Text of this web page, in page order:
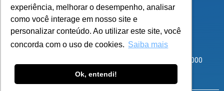
experiência, melhorar o desempenho, analisar
como você interage em nosso site e
personalizar conteúdo. Ao utilizar este site, você
concorda com o uso de cookies. Saiba mais
Ok, entendi!
experiência, melhorar o desempenho, analisar
como você interage em nosso site e
personalizar conteúdo. Ao utilizar este site, você
concorda com o uso de cookies. Saiba mais
Ok, entendi!
Corporate Park – Rod SC 401, 8600 – Bloco 3 Sala 101
Santo Antônio de Lisboa, Florianópolis – SC – CEP 88050-000
atendimento@flexy.com.br